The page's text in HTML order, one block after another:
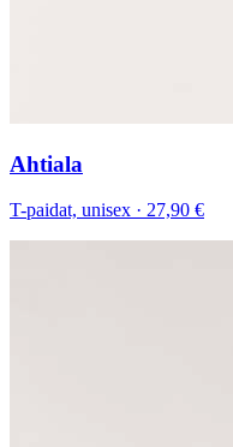
Ahtiala
T-paidat, unisex · 27,90 €